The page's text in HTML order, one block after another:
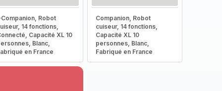
Robot
14 fonctions,
Capacité XL 10
Blanc,
en France
Companion, Robot
cuiseur, 14 fonctions,
Capacité XL 10
personnes, Blanc,
Fabriqué en France